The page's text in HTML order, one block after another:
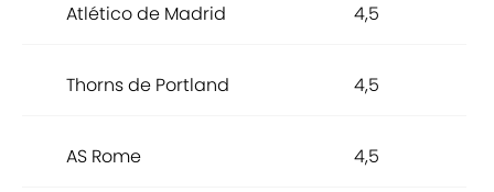
Atlético de Madrid 4,5
Thorns de Portland 4,5
AS Rome 4,5